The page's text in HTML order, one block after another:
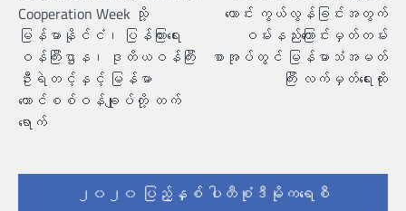
ပြ
Cooperation Week သို့
မြန်မာနိုင်ငံ၊ ပြန်ကြားရေး
ဝန်ကြီးဌာန၊ ဒုတိယဝန်ကြီး
ဦးရဲတင့်နှင့် မြန်မာ
ကောင်စစ်ဝန်ချုပ်တို့ တက်
ရောက်
ဟောင်း ကွယ်လွန်ခြင်းအတွက်
ဝမ်းနည်းကြောင်းမှတ်တမ်း
စာအုပ်တွင် မြန်မာသံအမတ်
ကြီး လက်မှတ်ရေးထိုး
၂၀၂၀ ပြည့်နှစ် ပါတီစုံဒီမိုကရေစီ